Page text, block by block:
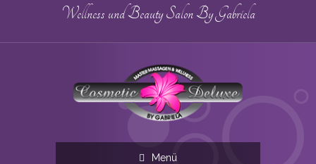
Wellness und Beauty Salon By Gabriela
Menü